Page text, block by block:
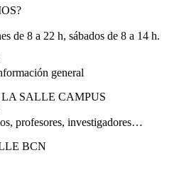
de 8 a 22 h, sábados de 8 a 14 h.
general
SALLE CAMPUS
profesores, investigadores…
BCN